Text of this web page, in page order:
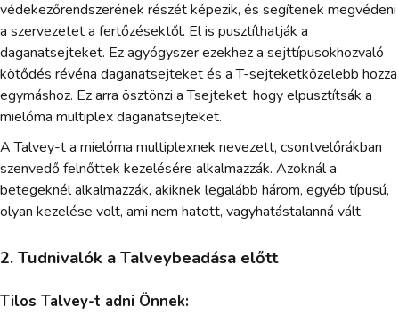
védekezőrendszerének részét képezik, és segítenek megvédeni
a szervezetet a fertőzésektől. El is pusztíthatják a
daganatsejteket. Ez agyógyszer ezekhez a sejttípusokhozvaló
kötődés révéna daganatsejteket és a T-sejteketközelebb hozza
egymáshoz. Ez arra ösztönzi a Tsejteket, hogy elpusztítsák a
mielóma multiplex daganatsejteket.
A Talvey-t a mielóma multiplexnek nevezett, csontvelőrákban
szenvedő felnőttek kezelésére alkalmazzák. Azoknál a
betegeknél alkalmazzák, akiknek legalább három, egyéb típusú,
olyan kezelése volt, ami nem hatott, vagyhatástalanná vált.
2. Tudnivalók a Talveybeadása előtt
Tilos Talvey-t adni Önnek: